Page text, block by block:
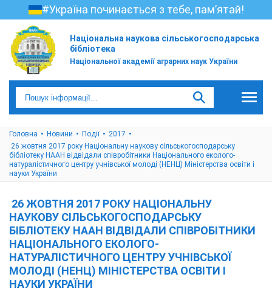
#Україна починається з тебе, пам’ятай!
Національна наукова сільськогосподарська
бібліотека
Національної академії аграрних наук України
Головна Новини Події
2017
26 жовтня 2017 року Національну наукову сільськогосподарську
бібліотеку НААН відвідали співробітники Національного еколого-
натуралістичного центру учнівської молоді (НЕНЦ) Міністерства освіти і
науки України
26 ЖОВТНЯ 2017 РОКУ НАЦІОНАЛЬНУ
НАУКОВУ СІЛЬСЬКОГОСПОДАРСЬКУ
БІБЛІОТЕКУ НААН ВІДВІДАЛИ СПІВРОБІТНИКИ
НАЦІОНАЛЬНОГО ЕКОЛОГО-
НАТУРАЛІСТИЧНОГО ЦЕНТРУ УЧНІВСЬКОЇ
МОЛОДІ (НЕНЦ) МІНІСТЕРСТВА ОСВІТИ І
НАУКИ УКРАЇНИ